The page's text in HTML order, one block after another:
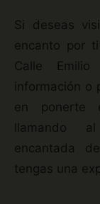
Si deseas
encanto por
Calle
información o
en ponerte
llamando
encantada
tengas una